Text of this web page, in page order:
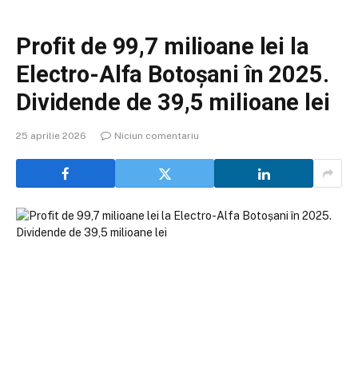
Profit de 99,7 milioane lei la
Electro-Alfa Botoșani în 2025.
Dividende de 39,5 milioane lei
25 aprilie 2026 Niciun comentariu